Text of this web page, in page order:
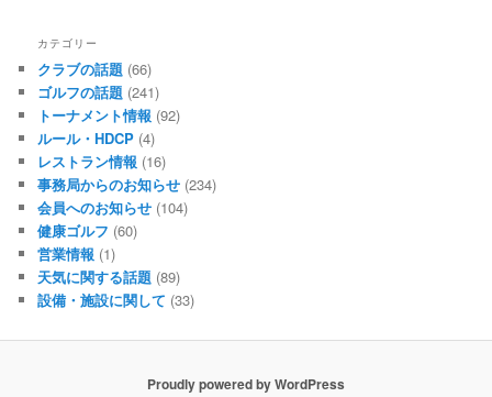
カテゴリー
クラブの話題 (66)
ゴルフの話題 (241)
トーナメント情報 (92)
ルール・HDCP (4)
レストラン情報 (16)
事務局からのお知らせ (234)
会員へのお知らせ (104)
健康ゴルフ (60)
営業情報 (1)
天気に関する話題 (89)
設備・施設に関して (33)
Proudly powered by WordPress